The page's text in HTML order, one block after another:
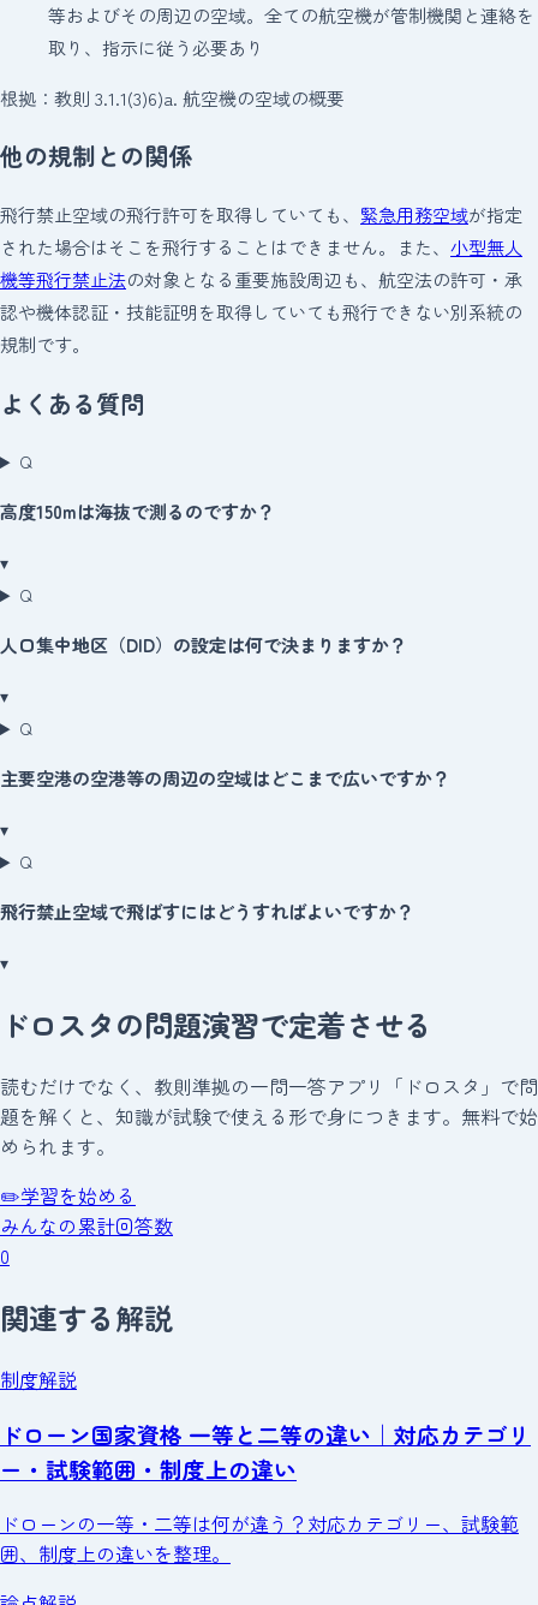
等およびその周辺の空域。全ての航空機が管制機関と連絡を
取り、指示に従う必要あり
根拠：教則 3.1.1(3)6)a. 航空機の空域の概要
他の規制との関係
飛行禁止空域の飛行許可を取得していても、 緊急用務空域が指定
された場合はそこを飛行することはできません。また、 小型無人
機等飛行禁止法の対象となる重要施設周辺も、航空法の許可・承
認や機体認証・技能証明を取得していても飛行できない別系統の
規制です。
よくある質問
Q
高度150mは海抜で測るのですか？
▾
Q
人口集中地区（DID）の設定は何で決まりますか？
▾
Q
主要空港の空港等の周辺の空域はどこまで広いですか？
▾
Q
飛行禁止空域で飛ばすにはどうすればよいですか？
▾
ドロスタの問題演習で定着させる
読むだけでなく、教則準拠の一問一答アプリ「ドロスタ」で問
題を解くと、知識が試験で使える形で身につきます。無料で始
められます。
✏️学習を始める
みんなの累計回答数
0
関連する解説
制度解説
ドローン国家資格 一等と二等の違い｜対応カテゴリ
ー・試験範囲・制度上の違い
ドローンの一等・二等は何が違う？対応カテゴリー、試験範
囲、制度上の違いを整理。